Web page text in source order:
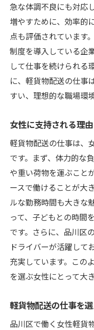
急な体調不良にも対応
増やすために、効率的
点も評価されています
制度を導入している企
して仕事を続けられる
に、軽貨物配送の仕事
すい、理想的な職場環
女性に支持される理由
軽貨物配送の仕事は、
です。まず、体力的な
や重い荷物を運ぶこと
ースで働けることが大
ルな勤務時間も大きな
って、子どもとの時間
です。さらに、品川区
ドライバーが活躍して
充実しています。この
を選ぶ女性にとって大
軽貨物配送の仕事を
品川区で働く女性軽貨